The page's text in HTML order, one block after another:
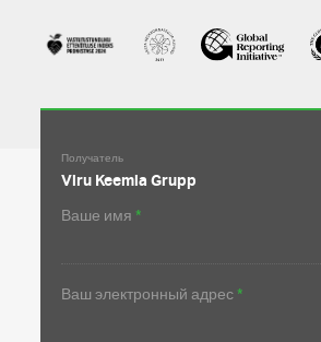
Получатель
Viru Keemia Grupp
Ваше имя
Ваш электронный адрес